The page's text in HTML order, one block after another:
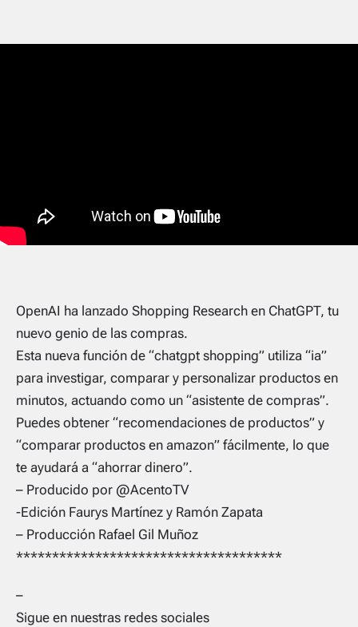
OpenAI ha lanzado Shopping Research en ChatGPT, tu
nuevo genio de las compras.
Esta nueva función de “chatgpt shopping” utiliza “ia”
para investigar, comparar y personalizar productos en
minutos, actuando como un “asistente de compras”.
Puedes obtener “recomendaciones de productos” y
“comparar productos en amazon” fácilmente, lo que
te ayudará a “ahorrar dinero”.
– Producido por @AcentoTV
-Edición Faurys Martínez y Ramón Zapata
– Producción Rafael Gil Muñoz
*************************************
–
Sigue en nuestras redes sociales